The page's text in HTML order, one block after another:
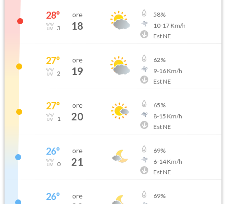
28°
3
ore
18
58%
10-17Km/h
Est NE
27°
2
ore
19
62%
9-16Km/h
Est NE
27°
1
ore
20
65%
8-15 Km/h
Est NE
26°
0
ore
21
69%
6-14Km/h
Est NE
26° ore 69%